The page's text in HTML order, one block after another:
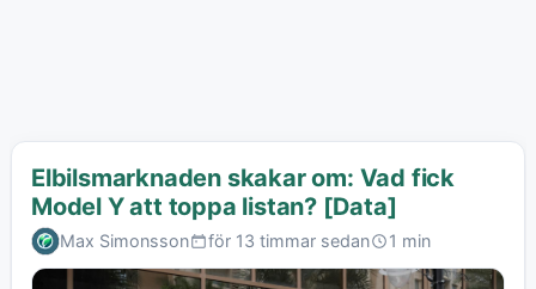
Elbilsmarknaden skakar om: Vad fick
Model Y att toppa listan? [Data]
Max Simonsson för 13 timmar sedan 1 min